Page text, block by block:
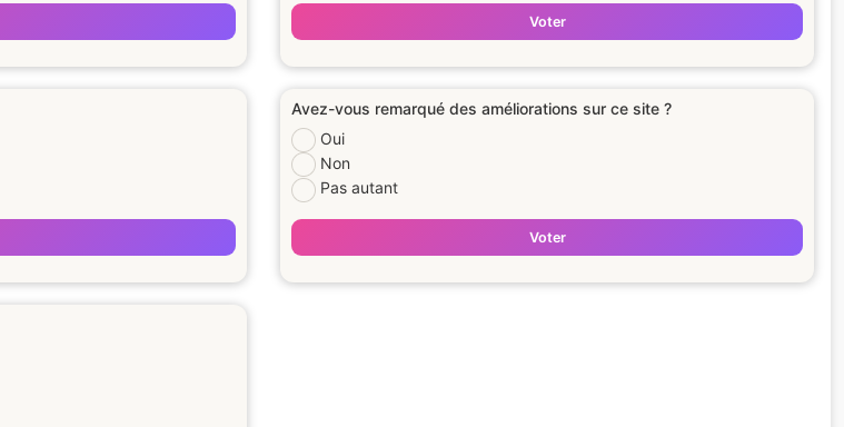
Voter
Avez-vous remarqué des améliorations sur ce site ?
Oui
Non
Pas autant
Voter